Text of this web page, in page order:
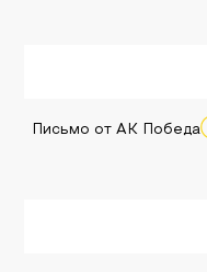
Письмо от АК Победа